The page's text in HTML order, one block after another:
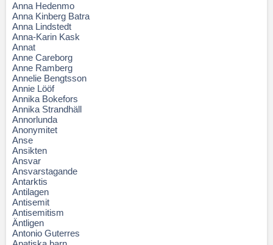
Anna Hedenmo
Anna Kinberg Batra
Anna Lindstedt
Anna-Karin Kask
Annat
Anne Careborg
Anne Ramberg
Annelie Bengtsson
Annie Lööf
Annika Bokefors
Annika Strandhäll
Annorlunda
Anonymitet
Anse
Ansikten
Ansvar
Ansvarstagande
Antarktis
Antilagen
Antisemit
Antisemitism
Äntligen
Antonio Guterres